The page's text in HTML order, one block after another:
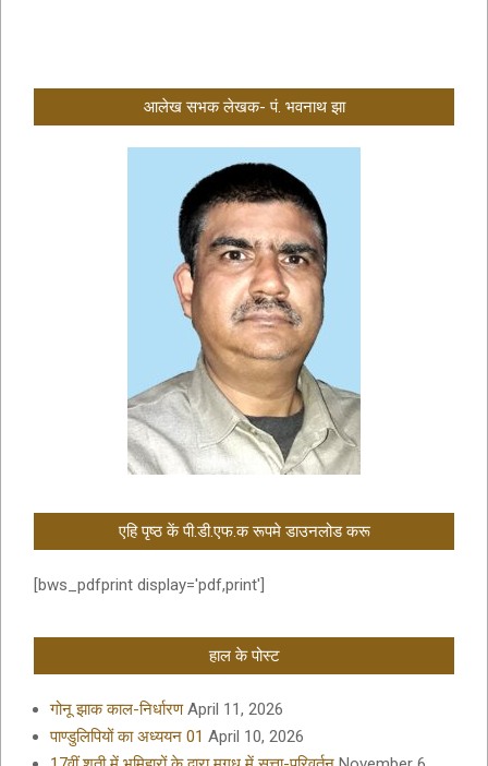
आलेख सभक लेखक- पं. भवनाथ झा
एहि पृष्ठ कें पी.डी.एफ.क रूपमे डाउनलोड करू
[bws_pdfprint display='pdf,print']
हाल के पोस्ट
गोनू झाक काल-निर्धारण April 11, 2026
पाण्डुलिपियों का अध्ययन 01 April 10, 2026